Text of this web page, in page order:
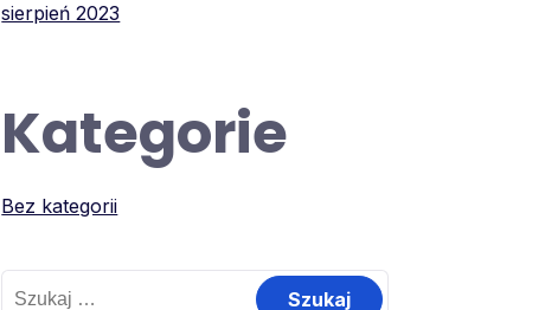
sierpień 2023
Kategorie
Bez kategorii